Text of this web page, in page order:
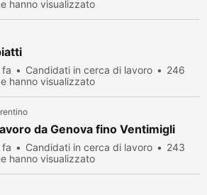
hanno visualizzato
fa Candidati in cerca di lavoro
246
hanno visualizzato
da Genova fino Ventimigli
fa Candidati in cerca di lavoro
243
hanno visualizzato